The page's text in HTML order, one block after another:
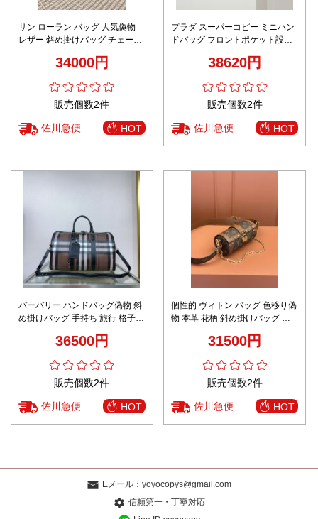
サン ローラン バッグ 人気偽物
レザー 斜め掛けバッグ チェーン
34000円
販売個数2件
佐川急便 HOT
プラダ スーパーコピー ミニハン
ドバッグ フロントポケット設計
38620円
販売個数2件
佐川急便 HOT
バーバリー ハンドバッグ偽物 斜
め掛けバッグ 手持ち 旅行 格子模
36500円
販売個数2件
佐川急便 HOT
個性的 ヴィトン バッグ 色移り偽
物 本革 花柄 斜め掛けバッグ 丸
31500円
販売個数2件
佐川急便 HOT
Eメール： yoyocopys@gmail.com
信頼第一・丁寧対応